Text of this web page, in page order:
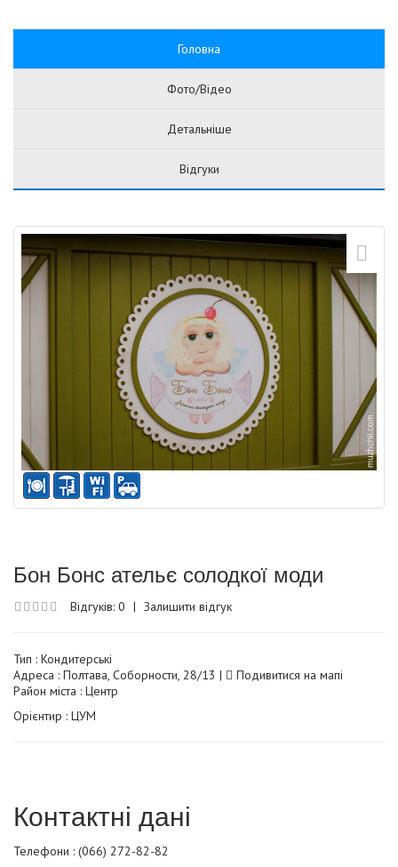
Головна
Фото/Відео
Детальніше
Відгуки
Бон Бонс ательє солодкої моди
Відгуків: 0 | Залишити відгук
Тип : Кондитерські
Адреса : Полтава, Соборности, 28/13 |
Подивитися на мапі
Район міста : Центр
Орієнтир : ЦУМ
Контактні дані
Телефони : (066) 272-82-82